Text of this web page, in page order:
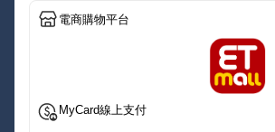
電商購物平台
MyCard線上支付